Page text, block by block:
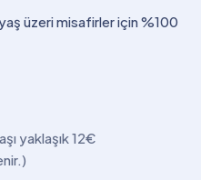
üzeri misafirler için %100
yaklaşık 12€